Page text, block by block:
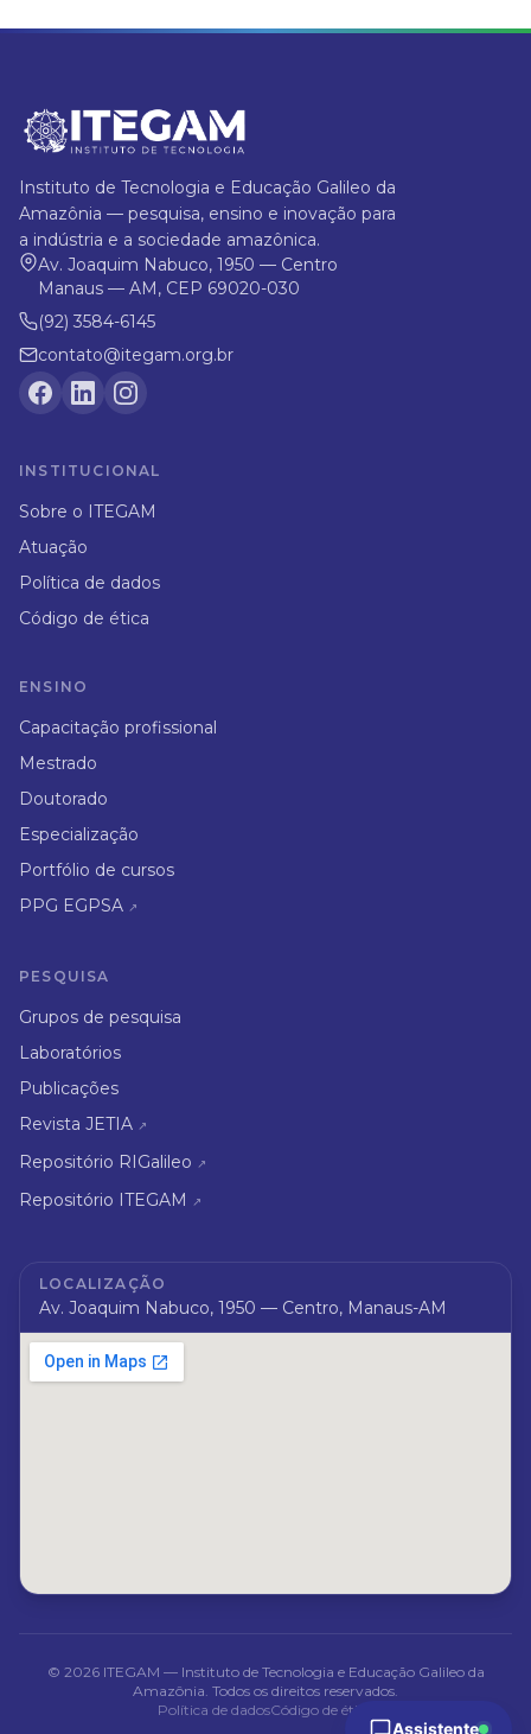
Instituto de Tecnologia e Educação Galileo da
Amazônia — pesquisa, ensino e inovação para
a indústria e a sociedade amazônica.
Av. Joaquim Nabuco, 1950 — Centro
Manaus — AM, CEP 69020-030
(92) 3584-6145
contato@itegam.org.br
INSTITUCIONAL
Sobre o ITEGAM
Atuação
Política de dados
Código de ética
ENSINO
Capacitação profissional
Mestrado
Doutorado
Especialização
Portfólio de cursos
PPG EGPSA ↗
PESQUISA
Grupos de pesquisa
Laboratórios
Publicações
Revista JETIA ↗
Repositório RIGalileo ↗
Repositório ITEGAM ↗
LOCALIZAÇÃO
Av. Joaquim Nabuco, 1950 — Centro, Manaus-AM
© 2026ITEGAM — Instituto de Tecnologia e Educação Galileo da
Amazônia. Todos os direitos reservados.
Política de dadosCódigo de ética
Assistente